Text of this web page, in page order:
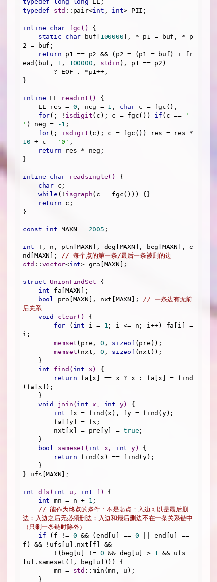
typedef long long
typedef
std ::pair<int , int> PII;
inline char fgc ()
{
static
char buf[ 100000 ], * p1 = buf, * p
2 = buf;
return p1 == p2 && (p2 = (p1 = buf) + fr
ead(buf, 1 , 100000 , stdin ), p1 == p2)
}
inline LL readint ()
{
    LL res =
0 , neg = 1 ; char c = fgc();
for(; ! isdigit (c); c = fgc()) if (c ==
'-
' ) neg = -1 ;
for(; isdigit
10 + c - '0' ;
return res * neg;
}
inline char readsingle ()
{
char c;
while (! isgraph (c = fgc())) {}
return c;
}
const int MAXN = 2005 ;
int T, n, ptn[MAXN], deg[MAXN], beg[MAXN], e
nd[MAXN]; // 每个点的第一条/最后一条被删的边
std :: vector<int> gra[MAXN];
struct UnionFindSet {
int fa[MAXN];
bool pre[MAXN], nxt[MAXN]; // 一条边有无前
后关系
void
clear()
{
for ( int i = 1 ; i <= n; i++) fa[i] =
i;
memset (pre, 0 , sizeof (pre));
memset (nxt, 0 , sizeof (nxt));
int
find ( int x)
{
return fa[x] == x ? x : fa[x] = find
(fa[x]);
void
join ( int x, int y)
{
int fx = find(x), fy = find(y);
        nxt[x] = pre[y] =
true ;
bool
sameset ( int x, int y)
{
return find(x) == find(y);
} ufs[MAXN];
int dfs ( int u, int f)
{
int mn = n + 1 ;
// 能作为终点的条件：不是起点；入边可以是最后删
边；入边之后无必须删边；入边和最后删边不在一条关系链中
（只剩一条链时除外）
if (f != 0 && (end[u] == 0 || end[u] ==
f) && !ufs[u].nxt[f] &&
        !(beg[u] !=
0 && deg[u] > 1 && ufs
[u].sameset(f, beg[u]))) {
        mn =
std ::min(mn, u);